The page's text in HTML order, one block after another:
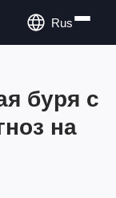
Rus
буря с
на